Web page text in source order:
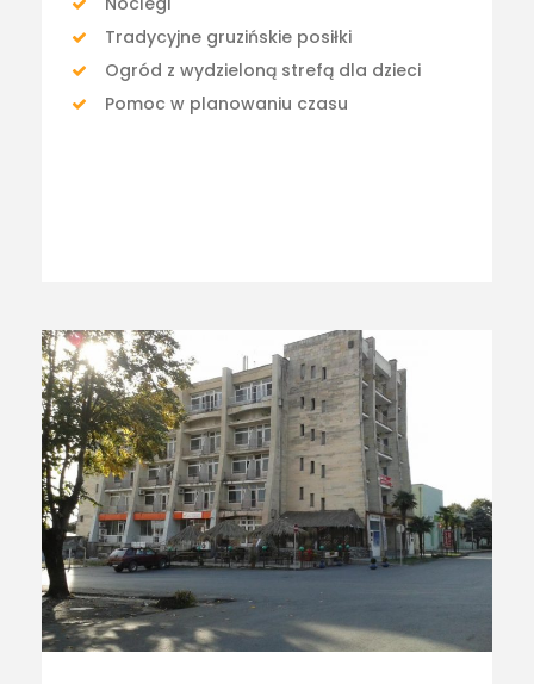
Tradycyjne gruzińskie posiłki
Ogród z wydzieloną strefą dla dzieci
Pomoc w planowaniu czasu